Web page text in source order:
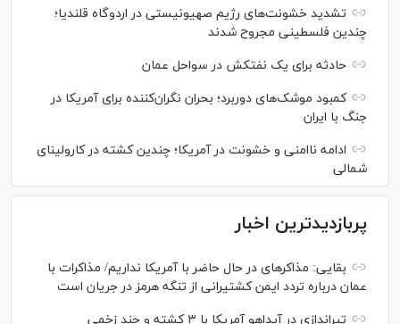
تشدید خشونت‌های رژیم صهیونیستی در اردوگاه قلندیا؛
چندین فلسطینی مجروح شدند
حادثه برای یک نفتکش در سواحل عمان
کمبود موشک‌های دوربرد؛ بحران نگران‌کننده برای آمریکا در
جنگ با ایران
ادامه ناامنی و خشونت در آمریکا؛ چندین کشته در کارولینای
شمالی
پربازدیدترین اخبار
بقایی: مذاکره‎ای در حال حاضر با آمریکا نداریم/ مذاکرات با
عمان درباره تردد ایمن کشتیرانی از تنگه هرمز در جریان است
تیراندازی در آیداهو آمریکا با ۳ کشته و چند زخمی